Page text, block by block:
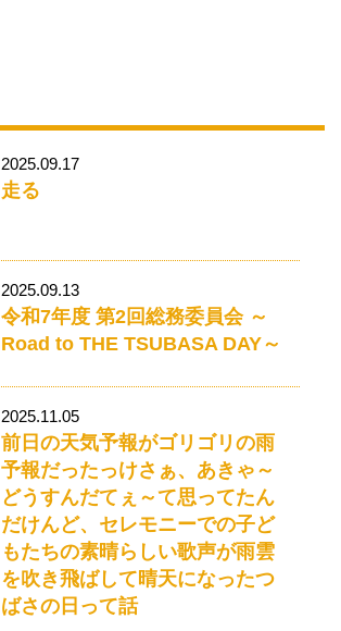
2025.09.17
走る
2025.09.13
令和7年度 第2回総務委員会 ～
Road to THE TSUBASA DAY～
2025.11.05
前日の天気予報がゴリゴリの雨
予報だったっけさぁ、あきゃ～
どうすんだてぇ～て思ってたん
だけんど、セレモニーでの子ど
もたちの素晴らしい歌声が雨雲
を吹き飛ばして晴天になったつ
ばさの日って話